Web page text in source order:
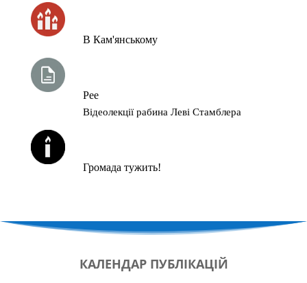
В Кам'янському
Рее
Відеолекції рабина Леві Стамблера
Громада тужить!
КАЛЕНДАР ПУБЛІКАЦІЙ